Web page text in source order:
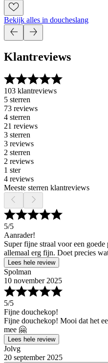
Bekijk alles in doucheslang
Klantreviews
103 klantreviews
5 sterren
73 reviews
4 sterren
21 reviews
3 sterren
3 reviews
2 sterren
2 reviews
1 ster
4 reviews
Meeste sterren klantreviews
5/5
Aanrader!
Super fijne straal voor een
allemaal erg fijn. Doet precies
Lees hele review
Spolman
10 november 2025
5/5
Fijne douchekop!
Fijne douchekop! Mooi dat het
mee 🤗
Lees hele review
Jolvg
20 september 2025